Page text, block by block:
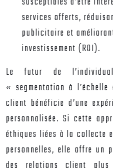
services offerts,
publicitaire et
investissement (ROI).
Le futur de
« segmentation à
client bénéficie d’une
personnalisée. Si cette
éthiques liées à la collecte
personnelles, elle offre un